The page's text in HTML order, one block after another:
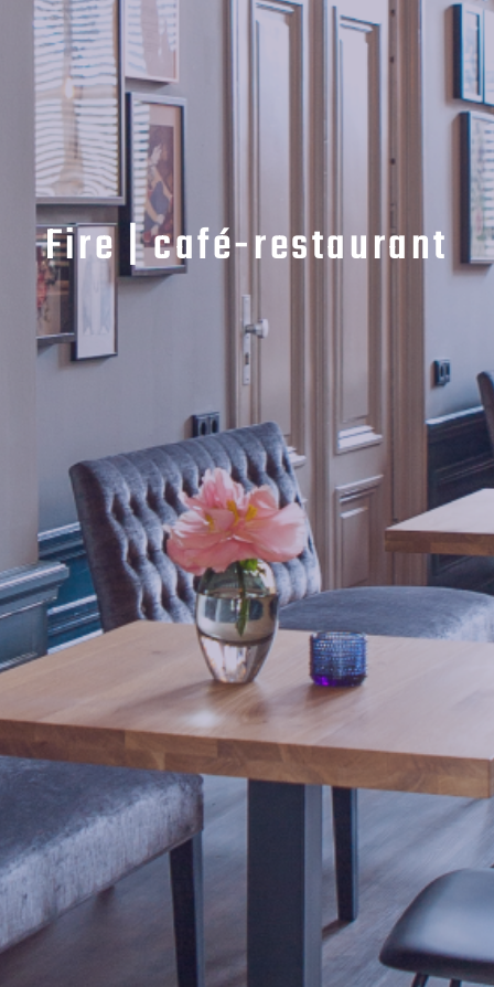
Fire | café-restaurant